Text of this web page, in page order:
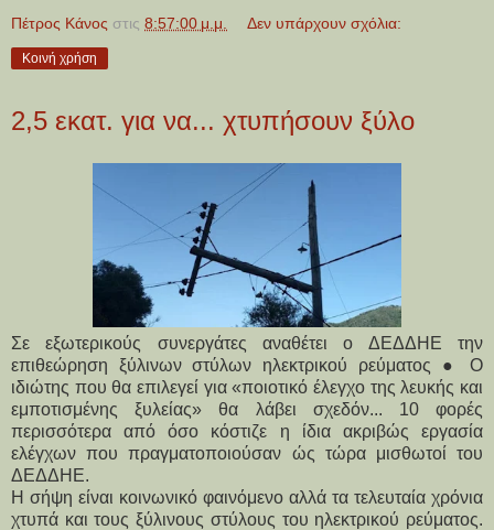
Πέτρος Κάνος στις 8:57:00 μ.μ. Δεν υπάρχουν σχόλια:
Κοινή χρήση
2,5 εκατ. για να... χτυπήσουν ξύλο
Σε εξωτερικούς συνεργάτες αναθέτει ο ΔΕΔΔΗΕ την
επιθεώρηση ξύλινων στύλων ηλεκτρικού ρεύματος ● Ο
ιδιώτης που θα επιλεγεί για «ποιοτικό έλεγχο της λευκής και
εμποτισμένης ξυλείας» θα λάβει σχεδόν... 10 φορές
περισσότερα από όσο κόστιζε η ίδια ακριβώς εργασία
ελέγχων που πραγματοποιούσαν ώς τώρα μισθωτοί του
ΔΕΔΔΗΕ.
Η σήψη είναι κοινωνικό φαινόμενο αλλά τα τελευταία χρόνια
χτυπά και τους ξύλινους στύλους του ηλεκτρικού ρεύματος.